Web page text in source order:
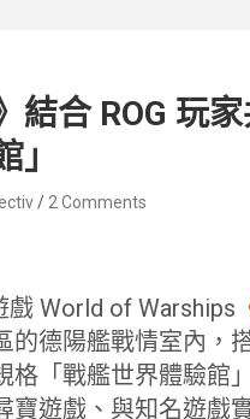
結合 ROG 玩
」
2 Comments
戲 World of Warships
的德陽艦戰情室內，
格「戰艦世界體驗館
寶遊戲、與知名遊戲